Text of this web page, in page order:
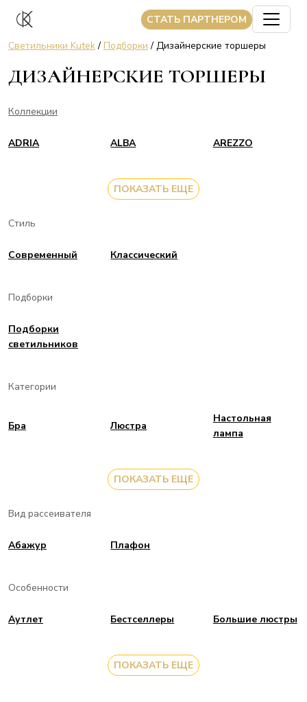
CТАТЬ ПАРТНЕРОМ
Светильники Kutek/ Подборки / Дизайнерские торшеры
ДИЗАЙНЕРСКИЕ ТОРШЕРЫ
Коллекции
ADRIA ALBA AREZZO
ПОКАЗАТЬ ЕЩЕ
Стиль
Современный Классический
Подборки
Подборки
светильников
Категории
Бра Люстра
Настольная
лампа
ПОКАЗАТЬ ЕЩЕ
Вид рассеивателя
Aбажур Плафон
Особенности
Аутлет Бестселлеры Большие люстры
ПОКАЗАТЬ ЕЩЕ